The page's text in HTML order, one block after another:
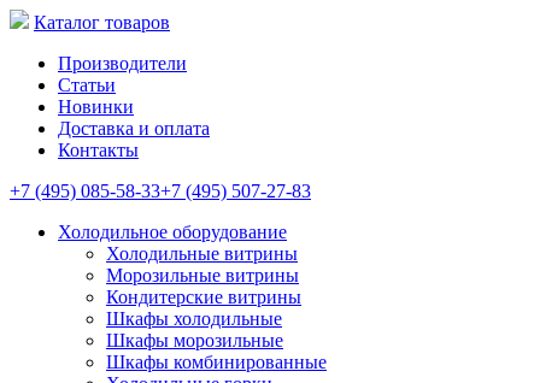
Каталог товаров
Производители
Статьи
Новинки
Доставка и оплата
Контакты
+7 (495) 085-58-33+7 (495) 507-27-83
Холодильное оборудование
Холодильные витрины
Морозильные витрины
Кондитерские витрины
Шкафы холодильные
Шкафы морозильные
Шкафы комбинированные